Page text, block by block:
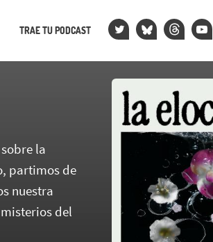
TRAE TU PODCAST
la
partimos de
nuestra
del